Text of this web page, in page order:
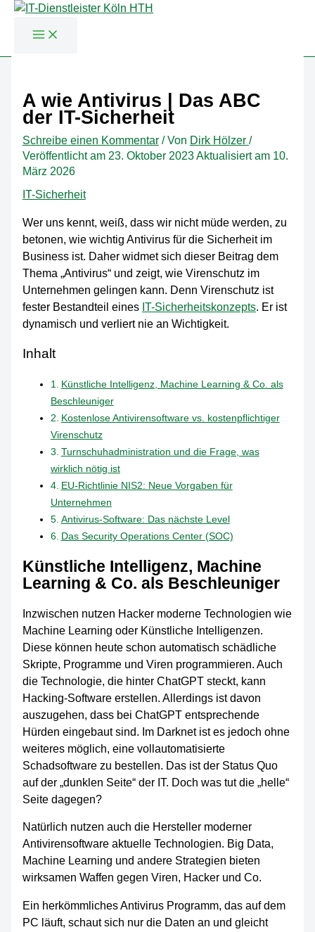
springen
A wie Antivirus | Das ABC
der IT-Sicherheit
Schreibe einen Kommentar / Von Dirk Hölzer /
Veröffentlicht am 23. Oktober 2023Aktualisiert am 10.
März 2026
IT-Sicherheit
Wer uns kennt, weiß, dass wir nicht müde werden, zu
betonen, wie wichtig Antivirus für die Sicherheit im
Business ist. Daher widmet sich dieser Beitrag dem
Thema „Antivirus“ und zeigt, wie Virenschutz im
Unternehmen gelingen kann. Denn Virenschutz ist
fester Bestandteil eines IT-Sicherheitskonzepts. Er ist
dynamisch und verliert nie an Wichtigkeit.
Inhalt
Künstliche Intelligenz, Machine Learning & Co. als
Beschleuniger
Kostenlose Antivirensoftware vs. kostenpflichtiger
Virenschutz
Turnschuhadministration und die Frage, was
wirklich nötig ist
EU-Richtlinie NIS2: Neue Vorgaben für
Unternehmen
Antivirus-Software: Das nächste Level
Das Security Operations Center (SOC)
Künstliche Intelligenz, Machine
Learning & Co. als Beschleuniger
Inzwischen nutzen Hacker moderne Technologien wie
Machine Learning oder Künstliche Intelligenzen.
Diese können heute schon automatisch schädliche
Skripte, Programme und Viren programmieren. Auch
die Technologie, die hinter ChatGPT steckt, kann
Hacking-Software erstellen. Allerdings ist davon
auszugehen, dass bei ChatGPT entsprechende
Hürden eingebaut sind. Im Darknet ist es jedoch ohne
weiteres möglich, eine vollautomatisierte
Schadsoftware zu bestellen. Das ist der Status Quo
auf der „dunklen Seite“ der IT. Doch was tut die „helle“
Seite dagegen?
Natürlich nutzen auch die Hersteller moderner
Antivirensoftware aktuelle Technologien. Big Data,
Machine Learning und andere Strategien bieten
wirksamen Waffen gegen Viren, Hacker und Co.
Ein herkömmliches Antivirus Programm, das auf dem
PC läuft, schaut sich nur die Daten an und gleicht